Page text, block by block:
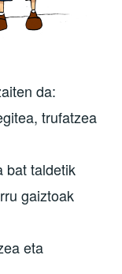
da:
trufatzea
bat taldetik
gaiztoak
eta